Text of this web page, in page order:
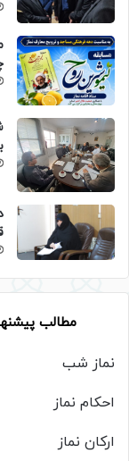
مطالب
نماز شب
احکام نماز
ارکان نماز